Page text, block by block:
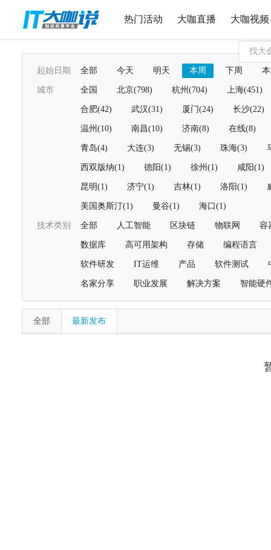
热门活动 大咖直播 大咖视频
起始日期 全部 今天 明天 本周 下周
城市 全国 北京(798) 杭州(704) 上海(451)
合肥(42) 武汉(31) 厦门(24) 长沙(22)
温州(10) 南昌(10) 济南(8) 在线(8)
青岛(4) 大连(3) 无锡(3) 珠海(3)
西双版纳(1) 德阳(1) 徐州(1) 咸阳(1)
昆明(1) 济宁(1) 吉林(1) 洛阳(1)
美国奥斯汀(1) 曼谷(1) 海口(1)
技术类别 全部 人工智能 区块链 物联网 容
数据库 高可用架构 存储 编程语言
软件研发 IT运维 产品 软件测试
名家分享 职业发展 解决方案 智能硬
全部 最新发布